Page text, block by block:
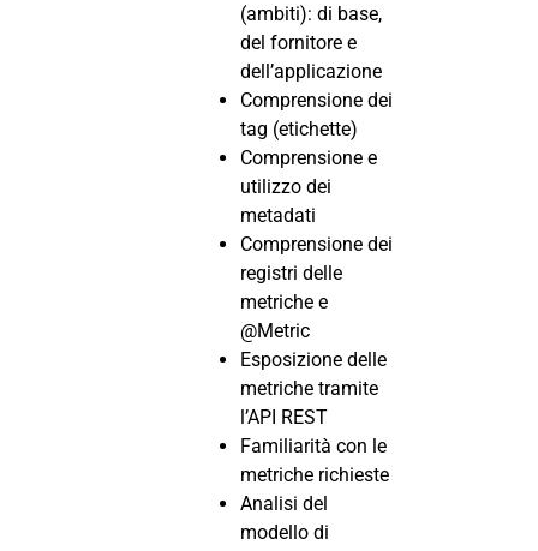
(ambiti): di base,
del fornitore e
dell’applicazione
Comprensione dei
tag (etichette)
Comprensione e
utilizzo dei
metadati
Comprensione dei
registri delle
metriche e
@Metric
Esposizione delle
metriche tramite
l’API REST
Familiarità con le
metriche richieste
Analisi del
modello di